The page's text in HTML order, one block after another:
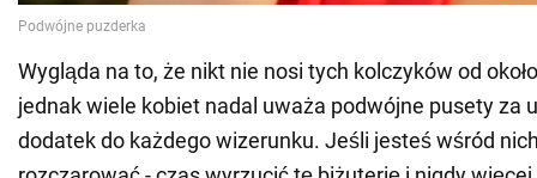
Wygląda na to, że nikt nie nosi tych kolczyków od
jednak wiele kobiet nadal uważa podwójne pusety za
dodatek do każdego wizerunku. Jeśli jesteś wśród